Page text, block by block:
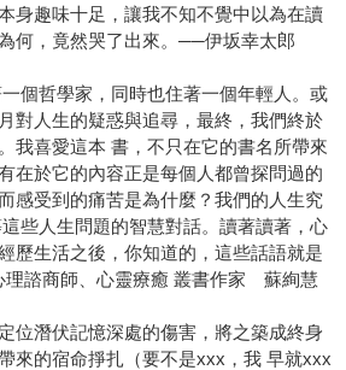
身趣味十足，讓我不知不覺中以為在讀
何，竟然哭了出來。──伊坂幸太郎
哲學家，同時也住著一個年輕人。或
對人生的疑惑與追尋，最終，我們終於
我喜愛這本 書，不只在它的書名所帶來
在於它的內容正是每個人都曾探問過的
感受到的痛苦是為什麼？我們的人生究
些人生問題的智慧對話。讀著讀著，心
歷生活之後，你知道的，這些話語就是
諮商師、心靈療癒 叢書作家 蘇絢慧
位潛伏記憶深處的傷害，將之築成終身
來的宿命掙扎（要不是xxx，我 早就xxx